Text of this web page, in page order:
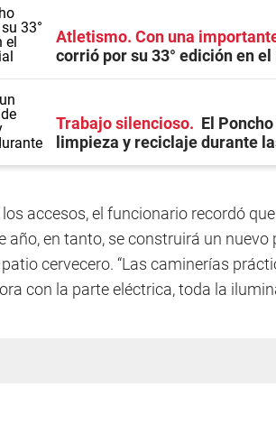
Atletismo. Con una
corrió por su 33° edición en
Trabajo silencioso
El
limpieza y reciclaje durante
accesos, el funcionario recordó
año, en tanto, se construirá un
cervecero. “Las caminerías
con la parte eléctrica, toda la